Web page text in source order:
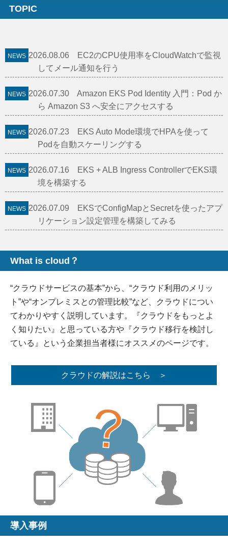
TOPIC
2026.08.06 EC2のCPU使用率をCloudWatchで監視
してメール通知を行う
2026.07.30 Amazon EKS Pod Identity 入門：Pod か
ら Amazon S3 へ安全にアクセスする
2026.07.23 EKS Auto Mode環境でHPAを使って
Podを自動スケーリングする
2026.07.16 EKS + ALB Ingress ControllerでEKS環
境を構築する
2026.07.09 EKSでConfigMapとSecretを使ったアプ
リケーション設定管理を構築してみる
What is cloud？
“クラウドサービスの基本”から、“クラウド利用のメリッ
ト”や“オンプレミスとの管理比較”など、クラウドについ
てわかりやすく説明しています。『クラウドをもっとよ
く知りたい』と思っている方や『クラウド移行を検討し
ている』という企業担当者様にオススメのページです。
クラウドの解説はこちら ＞
導入事例